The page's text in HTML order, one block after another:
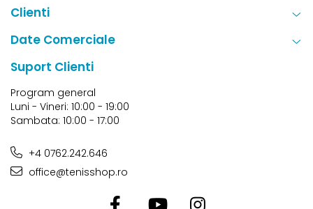
Clienti
Date Comerciale
Suport Clienti
Program general
Luni - Vineri: 10:00 - 19:00
Sambata: 10:00 - 17:00
+4 0762.242.646
office@tenisshop.ro